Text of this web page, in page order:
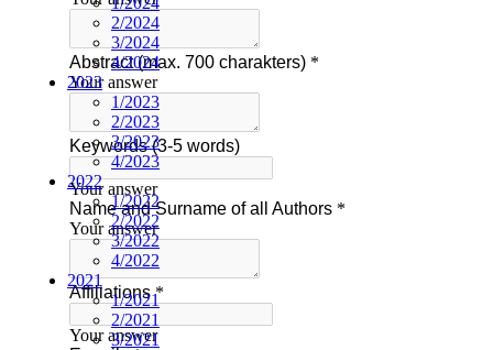
2/2024
3/2024
4/2024
2023
1/2023
2/2023
3/2023
4/2023
2022
1/2022
2/2022
3/2022
4/2022
2021
1/2021
2/2021
3/2021